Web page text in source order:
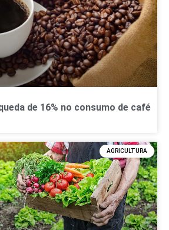
de 16% no consumo de café
AGRICULTURA